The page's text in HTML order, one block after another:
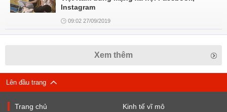
Instagram
09:02 27/09/2019
Xem thêm
Lên đầu trang
Trang chủ Kinh tế vĩ mô